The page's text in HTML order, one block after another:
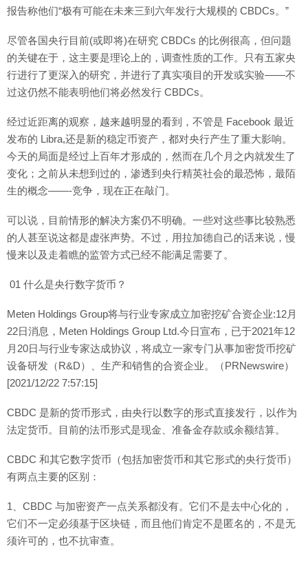
报告称他们“极有可能在未来三到六年发行大规模的 CBDCs。”
尽管各国央行目前(或即将)在研究 CBDCs 的比例很高，但问题
的关键在于，这主要是理论上的，调查性质的工作。只有五家央
行进行了更深入的研究，并进行了真实项目的开发或实验——不
过这仍然不能表明他们将必然发行 CBDCs。
经过近距离的观察，越来越明显的看到，不管是 Facebook 最近
发布的 Libra,还是新的稳定币资产，都对央行产生了重大影响。
今天的局面是经过上百年才形成的，然而在几个月之内就发生了
变化；之前从未想到过的，渗透到央行精英社会的最恐怖，最陌
生的概念——-竞争，现在正在敲门。
可以说，目前情形的解决方案仍不明确。一些对这些事比较熟悉
的人甚至说这都是虚张声势。不过，用拉加德自己的话来说，慢
慢来以及走着瞧的监管方式已经不能满足需要了。
01 什么是央行数字货币？
Meten Holdings Group将与行业专家成立加密挖矿合资企业:12月
22日消息，Meten Holdings Group Ltd.今日宣布，已于2021年12
月20日与行业专家达成协议，将成立一家专门从事加密货币挖矿
设备研发（R&D）、生产和销售的合资企业。（PRNewswire）
[2021/12/22 7:57:15]
CBDC 是新的货币形式，由央行以数字的形式直接发行，以作为
法定货币。目前的法币形式是现金、准备金存款或余额结算。
CBDC 和其它数字货币（包括加密货币和其它形式的央行货币）
有两点主要的区别：
1、CBDC 与加密资产一点关系都没有。它们不是去中心化的，
它们不一定必须基于区块链，而且他们肯定不是匿名的，不是无
须许可的，也不抗审查。